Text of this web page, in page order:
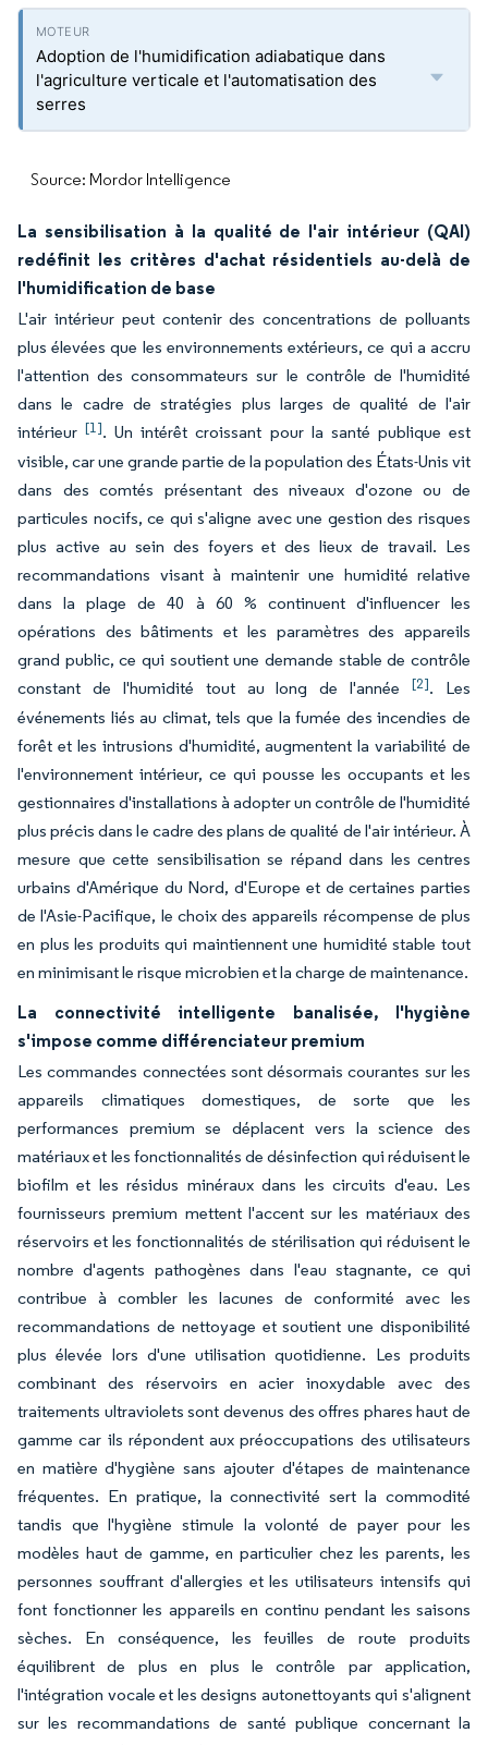
Adoption de l'humidification adiabatique dans
l'agriculture verticale et l'automatisation des
serres
Source: Mordor Intelligence
La sensibilisation à la qualité de l'air intérieur (QAI)
redéfinit les critères d'achat résidentiels au-delà de
l'humidification de base
L'air intérieur peut contenir des concentrations de polluants
plus élevées que les environnements extérieurs, ce qui a accru
l'attention des consommateurs sur le contrôle de l'humidité
dans le cadre de stratégies plus larges de qualité de l'air
intérieur[1]. Un intérêt croissant pour la santé publique est
visible, car une grande partie de la population des États-Unis vit
dans des comtés présentant des niveaux d'ozone ou de
particules nocifs, ce qui s'aligne avec une gestion des risques
plus active au sein des foyers et des lieux de travail. Les
recommandations visant à maintenir une humidité relative
dans la plage de 40 à 60 % continuent d'influencer les
opérations des bâtiments et les paramètres des appareils
grand public, ce qui soutient une demande stable de contrôle
constant de l'humidité tout au long de l'année[2]. Les
événements liés au climat, tels que la fumée des incendies de
forêt et les intrusions d'humidité, augmentent la variabilité de
l'environnement intérieur, ce qui pousse les occupants et les
gestionnaires d'installations à adopter un contrôle de l'humidité
plus précis dans le cadre des plans de qualité de l'air intérieur. À
mesure que cette sensibilisation se répand dans les centres
urbains d'Amérique du Nord, d'Europe et de certaines parties
de l'Asie-Pacifique, le choix des appareils récompense de plus
en plus les produits qui maintiennent une humidité stable tout
en minimisant le risque microbien et la charge de maintenance.
La connectivité intelligente banalisée, l'hygiène
s'impose comme différenciateur premium
Les commandes connectées sont désormais courantes sur les
appareils climatiques domestiques, de sorte que les
performances premium se déplacent vers la science des
matériaux et les fonctionnalités de désinfection qui réduisent le
biofilm et les résidus minéraux dans les circuits d'eau. Les
fournisseurs premium mettent l'accent sur les matériaux des
réservoirs et les fonctionnalités de stérilisation qui réduisent le
nombre d'agents pathogènes dans l'eau stagnante, ce qui
contribue à combler les lacunes de conformité avec les
recommandations de nettoyage et soutient une disponibilité
plus élevée lors d'une utilisation quotidienne. Les produits
combinant des réservoirs en acier inoxydable avec des
traitements ultraviolets sont devenus des offres phares haut de
gamme car ils répondent aux préoccupations des utilisateurs
en matière d'hygiène sans ajouter d'étapes de maintenance
fréquentes. En pratique, la connectivité sert la commodité
tandis que l'hygiène stimule la volonté de payer pour les
modèles haut de gamme, en particulier chez les parents, les
personnes souffrant d'allergies et les utilisateurs intensifs qui
font fonctionner les appareils en continu pendant les saisons
sèches. En conséquence, les feuilles de route produits
équilibrent de plus en plus le contrôle par application,
l'intégration vocale et les designs autonettoyants qui s'alignent
sur les recommandations de santé publique concernant la